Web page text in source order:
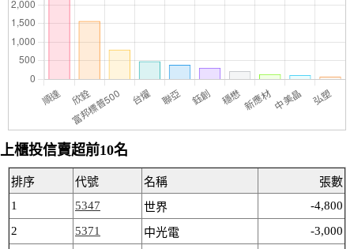
上櫃投信賣超前10名
排序 代號 名稱
張數
1
5347 世界
-4,800
2
5371 中光電
-3,000